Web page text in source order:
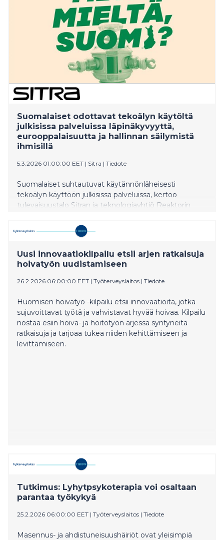
Suomalaiset odottavat tekoälyn käytöltä
julkisissa palveluissa läpinäkyvyyttä,
eurooppalaisuutta ja hallinnan säilymistä
ihmisillä
5.3.2026 01:00:00 EET | Sitra | Tiedote
Suomalaiset suhtautuvat käytännönläheisesti
tekoälyn käyttöön julkisissa palveluissa, kertoo
tulevaisuustalo Sitran ja teknologiayhtiö Reaktorin
6500 suomalaista. Keskustelun pohjalta on laadittu
ensimmäistä kertaa maailmassa
voidaan käyttää kielimallien ohjaamiseen esimerkiksi
julkisissa digitaalisissa palveluissa.
Uusi innovaatiokilpailu etsii arjen ratkaisuja
hoivatyön uudistamiseen
26.2.2026 06:00:00 EET | Työterveyslaitos | Tiedote
Huomisen hoivatyö -kilpailu etsii innovaatioita, jotka
sujuvoittavat työtä ja vahvistavat hyvää hoivaa. Kilpailu
nostaa esiin hoiva- ja hoitotyön arjessa syntyneitä
ratkaisuja ja tarjoaa tukea niiden kehittämiseen ja
levittämiseen.
Tutkimus: Lyhytpsykoterapia voi osaltaan
parantaa työkykyä
25.2.2026 06:00:00 EET | Työterveyslaitos | Tiedote
Masennus- ja ahdistuneisuushäiriöt ovat yleisimpiä